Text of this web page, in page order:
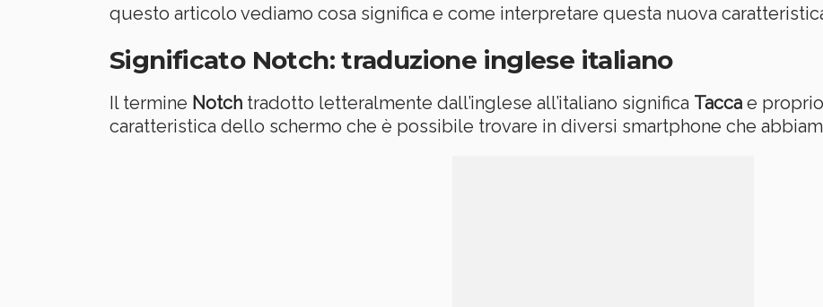
questo articolo vediamo cosa significa e come interpretare questa nuova
Significato Notch: traduzione inglese italiano
Il termine Notch tradotto letteralmente dall’inglese all’italiano significa Tacca e
caratteristica dello schermo che è possibile trovare in diversi smartphone che